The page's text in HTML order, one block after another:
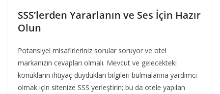
SSS’lerden Yararlanın ve Ses İçin Hazır
Olun
Potansiyel misafirleriniz sorular soruyor ve otel
markanızın cevapları olmalı. Mevcut ve gelecekteki
konukların ihtiyaç duydukları bilgileri bulmalarına yardımcı
olmak için sitenize SSS yerleştirin; bu da otele yapılan